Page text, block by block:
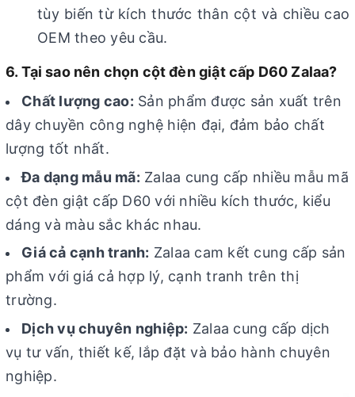
tùy biến từ kích thước thân cột và chiều cao
OEM theo yêu cầu.
6. Tại sao nên chọn cột đèn giật cấp D60 Zalaa?
Chất lượng cao: Sản phẩm được sản xuất trên
dây chuyền công nghệ hiện đại, đảm bảo chất
lượng tốt nhất.
Đa dạng mẫu mã: Zalaa cung cấp nhiều mẫu mã
cột đèn giật cấp D60 với nhiều kích thước, kiểu
dáng và màu sắc khác nhau.
Giá cả cạnh tranh: Zalaa cam kết cung cấp sản
phẩm với giá cả hợp lý, cạnh tranh trên thị
trường.
Dịch vụ chuyên nghiệp: Zalaa cung cấp dịch
vụ tư vấn, thiết kế, lắp đặt và bảo hành chuyên
nghiệp.